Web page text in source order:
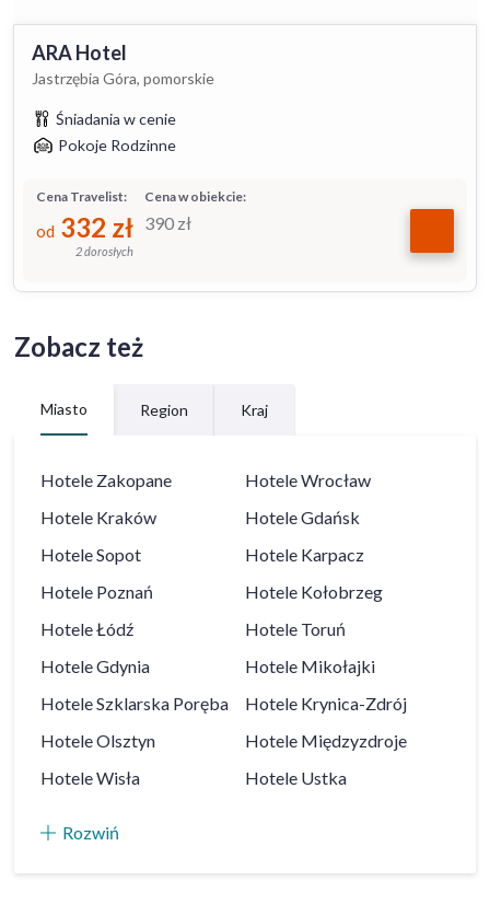
ARA Hotel
Jastrzębia Góra, pomorskie
Śniadania w cenie
Pokoje Rodzinne
Cena w obiekcie:
390 zł
Cena Travelist:
od 332 zł
2 dorosłych
Zobacz też
Miasto Region Kraj
Hotele Zakopane HoteleWrocław
Hotele Kraków HoteleGdańsk
HoteleSopot Hotele Karpacz
Hotele Poznań Hotele Kołobrzeg
HoteleŁódź Hotele Toruń
HoteleGdynia Hotele Mikołajki
HoteleSzklarska Poręba Hotele Krynica-Zdrój
HoteleOlsztyn Hotele Międzyzdroje
HoteleWisła Hotele Ustka
Rozwiń